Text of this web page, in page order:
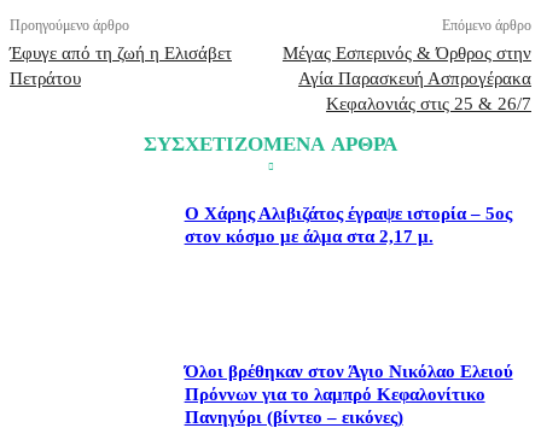
Προηγούμενο άρθρο
Έφυγε από τη ζωή η Ελισάβετ
Πετράτου
Επόμενο άρθρο
Μέγας Εσπερινός & Όρθρος στην
Αγία Παρασκευή Ασπρογέρακα
Κεφαλονιάς στις 25 & 26/7
ΣΥΣΧΕΤΙΖΟΜΕΝΑ ΑΡΘΡΑ
Ο Χάρης Αλιβιζάτος έγραψε ιστορία – 5ος
στον κόσμο με άλμα στα 2,17 μ.
Όλοι βρέθηκαν στον Άγιο Νικόλαο Ελειού
Πρόννων για το λαμπρό Κεφαλονίτικο
Πανηγύρι (βίντεο – εικόνες)